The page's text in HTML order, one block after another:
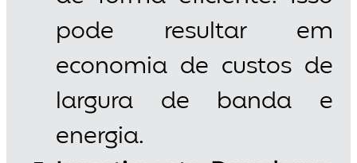
pode resultar em
economia de custos de
largura de banda e
energia.